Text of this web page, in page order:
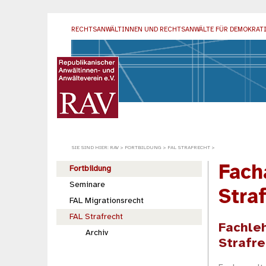
RECHTSANWÄLTINNEN UND RECHTSANWÄLTE FÜR
SIE SIND HIER: RAV> FORTBILDUNG > FAL STRAFRECHT>
Fortbildung
Seminare
FAL Migrationsrecht
FAL Strafrecht
Archiv